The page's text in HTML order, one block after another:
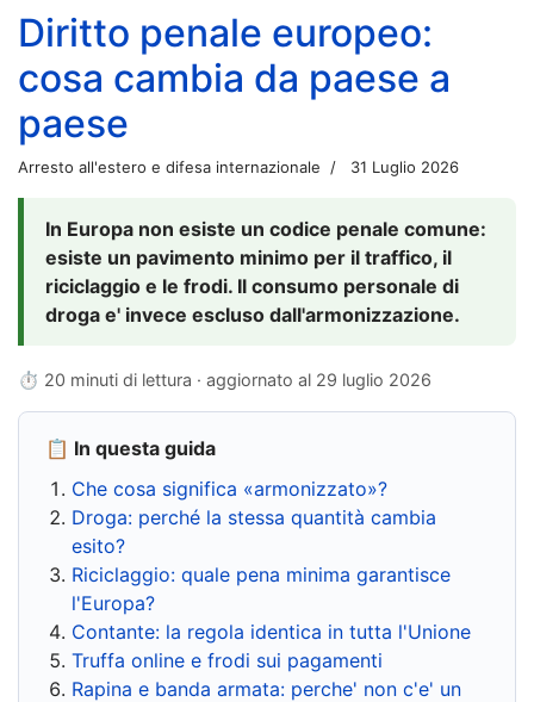
Diritto penale europeo:
cosa cambia da paese a
paese
Arresto all'estero e difesa internazionale 31 Luglio 2026
In Europa non esiste un codice penale comune:
esiste un pavimento minimo per il traffico, il
riciclaggio e le frodi. Il consumo personale di
droga e' invece escluso dall'armonizzazione.
⏱ 20 minuti di lettura · aggiornato al 29 luglio 2026
📋 In questa guida
Che cosa significa «armonizzato»?
Droga: perché la stessa quantità cambia
esito?
Riciclaggio: quale pena minima garantisce
l'Europa?
Contante: la regola identica in tutta l'Unione
Truffa online e frodi sui pagamenti
Rapina e banda armata: perche' non c'e' un